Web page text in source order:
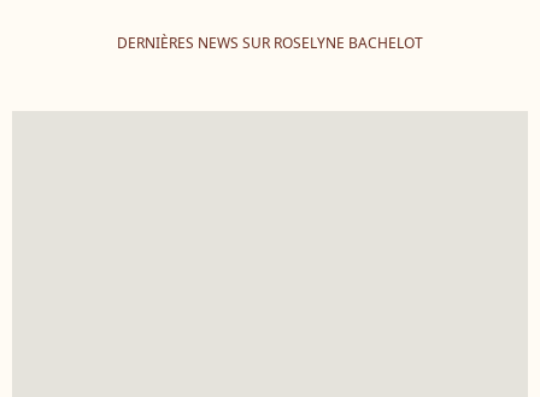
DERNIÈRES NEWS SUR ROSELYNE BACHELOT